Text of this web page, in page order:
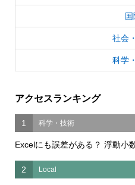
社会
科学
アクセスランキング
1 科学・技術
Excelにも誤差がある？ 浮動小
2 Local